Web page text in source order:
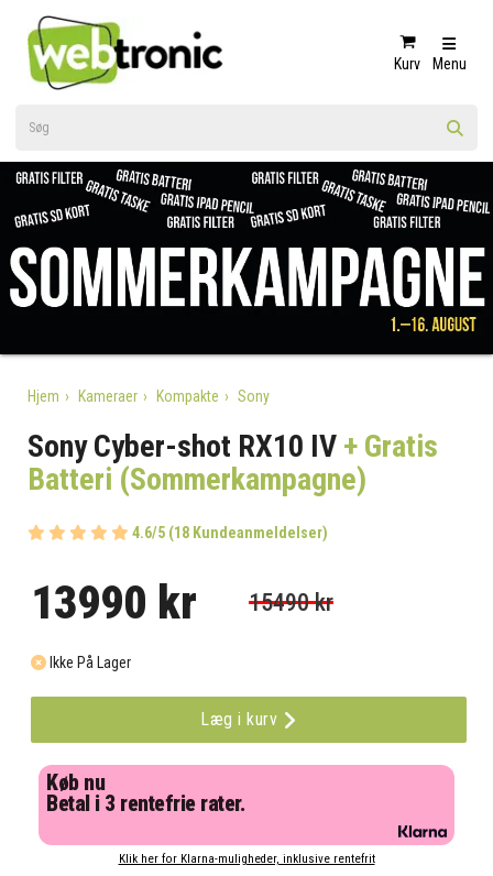
Kurv Menu
Hjem Kameraer Kompakte Sony
Sony Cyber-shot RX10 IV+ Gratis
Batteri (Sommerkampagne)
4.6/5 (18 Kundeanmeldelser)
13990 kr 15490 kr
Ikke På Lager
Læg i kurv
Køb nu
Betal i 3 rentefrie rater.
Klik her for Klarna-muligheder, inklusive rentefrit